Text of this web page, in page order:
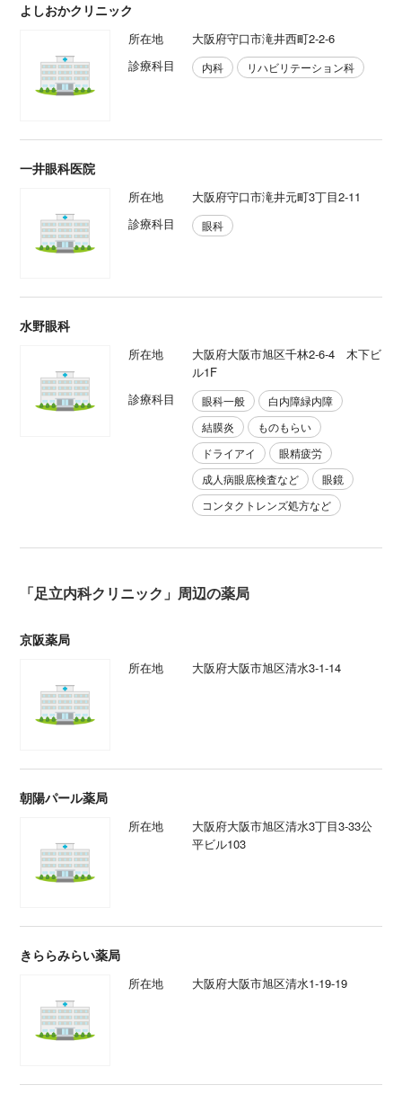
よしおかクリニック
所在地
大阪府守口市滝井西町2-2-6
診療科目
内科 リハビリテーション科
一井眼科医院
所在地
大阪府守口市滝井元町3丁目2-11
診療科目
眼科
水野眼科
所在地
大阪府大阪市旭区千林2-6-4 木下ビ
ル1F
診療科目
眼科一般
白内障緑内障
結膜炎
ものもらい
ドライアイ
眼精疲労
成人病眼底検査など
眼鏡
コンタクトレンズ処方など
「足立内科クリニック」周辺の薬局
京阪薬局
所在地 大阪府大阪市旭区清水3-1-14
朝陽パール薬局
所在地
大阪府大阪市旭区清水3丁目3-33公
平ビル103
きららみらい薬局
所在地 大阪府大阪市旭区清水1-19-19